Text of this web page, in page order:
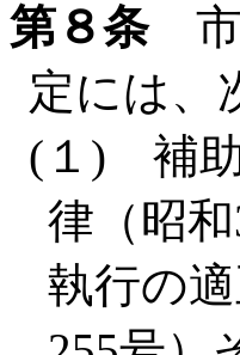
第８条市
定には、
(１) 補助
律（昭
執行の